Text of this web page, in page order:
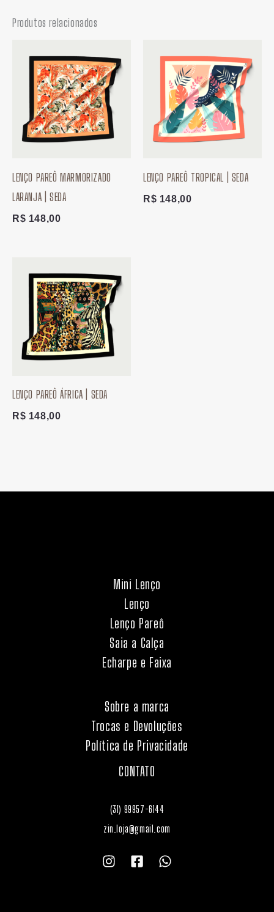
Produtos relacionados
LENÇO PAREÔ MARMORIZADO
LARANJA | SEDA
R$ 148,00
LENÇO PAREÔ TROPICAL | SEDA
R$ 148,00
LENÇO PAREÔ ÁFRICA | SEDA
R$ 148,00
Mini Lenço
Lenço
Lenço Pareô
Saia a Calça
Echarpe e Faixa
Sobre a marca
Trocas e Devoluções
Política de Privacidade
CONTATO
(31) 99957-6144
zin.loja@gmail.com